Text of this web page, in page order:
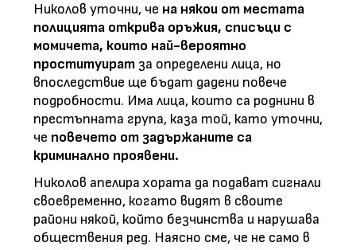
Николов уточни, че на някои от местата
полицията открива оръжия, списъци с
момичета, които най-вероятно
проституират за определени лица, но
впоследствие ще бъдат дадени повече
подробности. Има лица, които са роднини в
престъпната група, каза той, като уточни,
че повечето от задържаните са
криминално проявени.
Николов апелира хората да подават сигнали
своевременно, когато видят в своите
райони някой, който безчинства и нарушава
обществения ред. Наясно сме, че не само в